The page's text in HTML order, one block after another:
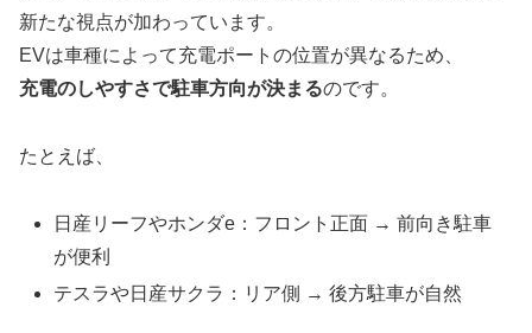
新たな視点が加わっています。
EVは車種によって充電ポートの位置が異なるため、
充電のしやすさで駐車方向が決まるのです。
たとえば、
日産リーフやホンダe：フロント正面 → 前向き駐車
が便利
テスラや日産サクラ：リア側 → 後方駐車が自然